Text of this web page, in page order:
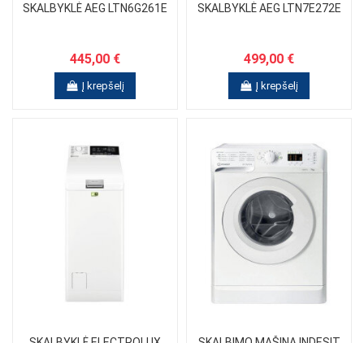
SKALBYKLĖ AEG LTN6G261E
445,00 €
Į krepšelį
SKALBYKLĖ AEG LTN7E272E
499,00 €
Į krepšelį